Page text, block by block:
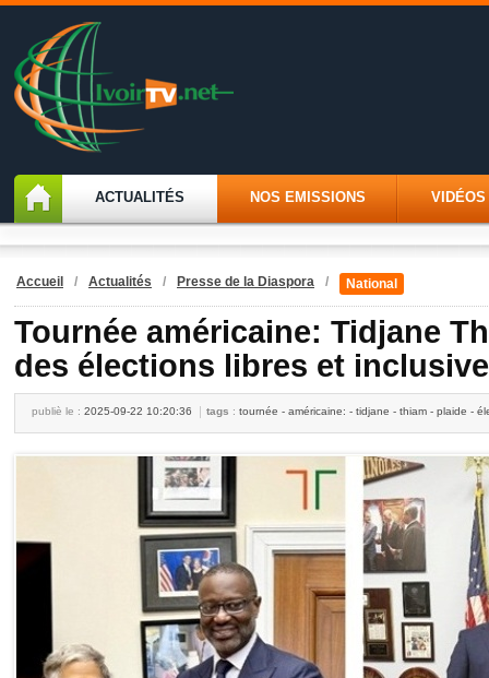
ACTUALITÉS NOS EMISSIONS VIDÉOS
Accueil / Actualités / Presse de la Diaspora / National
Tournée américaine: Tidjane
des élections libres et
publiè le : 2025-09-22 10:20:36 tags : tournée - américaine: - tidjane - thiam - plaide -